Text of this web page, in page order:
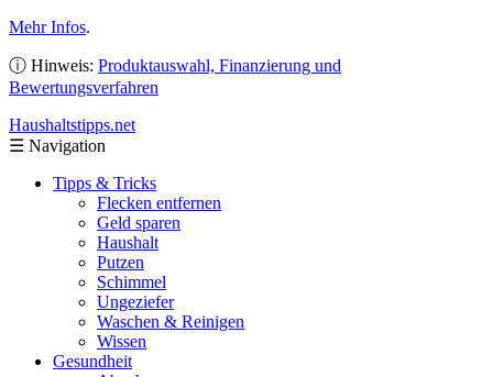
Mehr Infos.
ⓘ Hinweis: Produktauswahl, Finanzierung und
Bewertungsverfahren
Haushaltstipps.net
☰ Navigation
Tipps & Tricks
Flecken entfernen
Geld sparen
Haushalt
Putzen
Schimmel
Ungeziefer
Waschen & Reinigen
Wissen
Gesundheit